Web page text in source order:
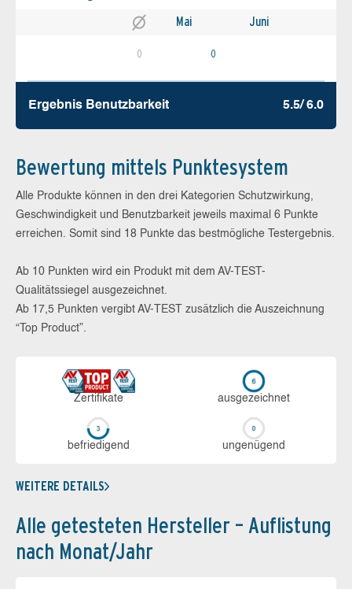
Mai Juni
0 0
Ergebnis Benutz­barkeit 5.5/ 6.0
Bewertung mittels Punktesystem
Alle Produkte können in den drei Kategorien Schutzwirkung,
Geschwindigkeit und Benutzbarkeit jeweils maximal 6 Punkte
erreichen. Somit sind 18 Punkte das bestmögliche Testergebnis.
Ab 10 Punkten wird ein Produkt mit dem AV-TEST-
Qualitätssiegel ausgezeichnet.
Ab 17,5 Punkten vergibt AV-TEST zusätzlich die Auszeichnung
“Top Product”.
Zerti­fikate aus­ge­zeich­net
be­frie­di­gend un­ge­nü­gend
WEITERE DETAILS
Alle getesteten Hersteller – Auflistung
nach Monat/Jahr